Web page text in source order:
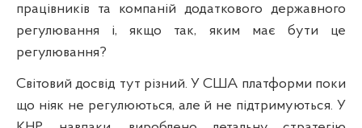
працівників та компаній додаткового державного
регулювання і, якщо так, яким має бути це
регулювання?
Світовий досвід тут різний. У США платформи поки
що ніяк не регулюються, але й не підтримуються. У